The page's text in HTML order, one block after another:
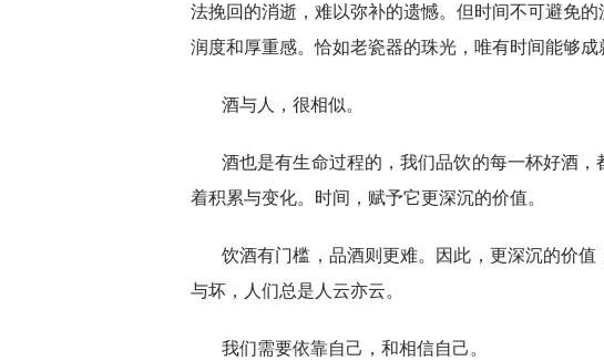
法挽回的消逝，难以弥补的遗憾。但时间不可避免
润度和厚重感。恰如老瓷器的珠光，唯有时间能够成
酒与人，很相似。
酒也是有生命过程的，我们品饮的每一杯好酒
着积累与变化。时间，赋予它更深沉的价值。
饮酒有门槛，品酒则更难。因此，更深沉的价
与坏，人们总是人云亦云。
我们需要依靠自己，和相信自己。